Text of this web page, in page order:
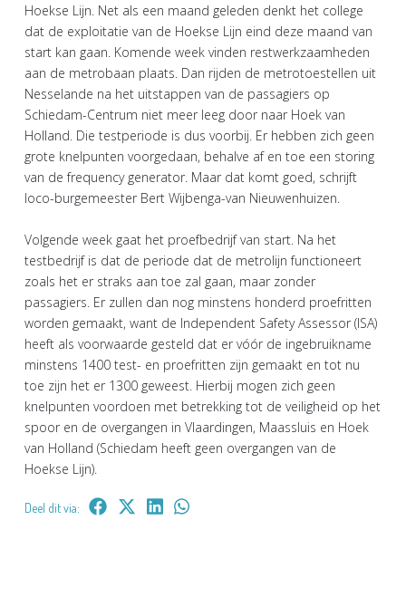
Hoekse Lijn. Net als een maand geleden denkt het college
dat de exploitatie van de Hoekse Lijn eind deze maand van
start kan gaan. Komende week vinden restwerkzaamheden
aan de metrobaan plaats. Dan rijden de metrotoestellen uit
Nesselande na het uitstappen van de passagiers op
Schiedam-Centrum niet meer leeg door naar Hoek van
Holland. Die testperiode is dus voorbij. Er hebben zich geen
grote knelpunten voorgedaan, behalve af en toe een storing
van de frequency generator. Maar dat komt goed, schrijft
loco-burgemeester Bert Wijbenga-van Nieuwenhuizen.
Volgende week gaat het proefbedrijf van start. Na het
testbedrijf is dat de periode dat de metrolijn functioneert
zoals het er straks aan toe zal gaan, maar zonder
passagiers. Er zullen dan nog minstens honderd proefritten
worden gemaakt, want de Independent Safety Assessor (ISA)
heeft als voorwaarde gesteld dat er vóór de ingebruikname
minstens 1400 test- en proefritten zijn gemaakt en tot nu
toe zijn het er 1300 geweest. Hierbij mogen zich geen
knelpunten voordoen met betrekking tot de veiligheid op het
spoor en de overgangen in Vlaardingen, Maassluis en Hoek
van Holland (Schiedam heeft geen overgangen van de
Hoekse Lijn).
Deel dit via: